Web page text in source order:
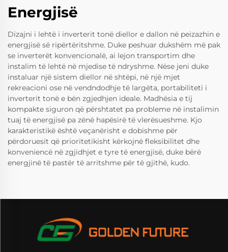
Energjisë
Dizajni i lehtë i inverterit tonë diellor e dallon në peizazhin e
energjisë së ripërtëritshme. Duke peshuar dukshëm më pak
se inverterët konvencionalë, ai lejon transportim dhe
instalim të lehtë në mjedise të ndryshme. Nëse jeni duke
instaluar një sistem diellor në shtëpi, në një mjet
rekreacioni ose në vendndodhje të largëta, portabiliteti i
inverterit tonë e bën zgjedhjen ideale. Madhësia e tij
kompakte siguron që përshtatet pa probleme në instalimin
tuaj të energjisë pa zënë hapësirë të vlerësueshme. Kjo
karakteristikë është veçanërisht e dobishme për
përdoruesit që prioritetikisht kërkojnë fleksibilitet dhe
konveniencë në zgjidhjet e tyre të energjisë, duke bërë
energjinë të pastër të arritshme për të gjithë, kudo.